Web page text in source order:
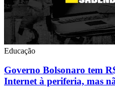
Educação
Governo Bolsonaro tem
Internet à periferia, mas